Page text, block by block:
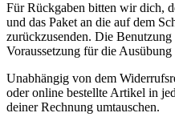
Für Rückgaben bitten wir dich,
und das Paket an die auf dem
zurückzusenden. Die
Voraussetzung für die
Unabhängig von dem
oder online bestellte Artikel in
deiner Rechnung umtauschen.